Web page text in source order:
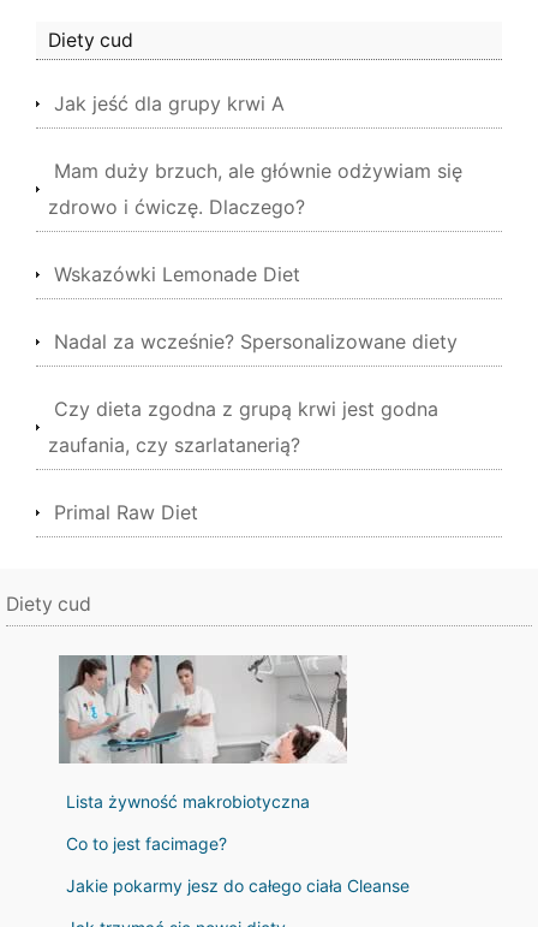
Diety cud
Jak jeść dla grupy krwi A
Mam duży brzuch, ale głównie odżywiam się
zdrowo i ćwiczę. Dlaczego?
Wskazówki Lemonade Diet
Nadal za wcześnie? Spersonalizowane diety
Czy dieta zgodna z grupą krwi jest godna
zaufania, czy szarlatanerią?
Primal Raw Diet
Diety cud
Lista żywność makrobiotyczna
Co to jest facimage?
Jakie pokarmy jesz do całego ciała Cleanse